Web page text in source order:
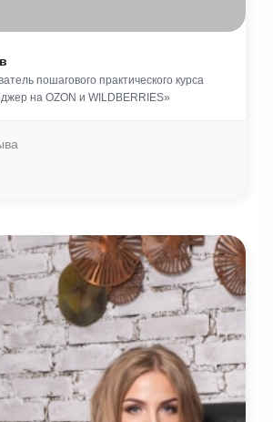
пошагового практического курса
на OZON и WILDBERRIES»